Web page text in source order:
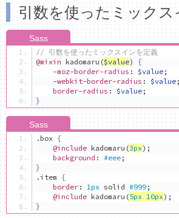
引数を使ったミックス
// 引数を使ったミックスインを定義
@mixin kadomaru ($value)
{
-moz-border-radius : $value ;
-webkit-border-radius : $value ;
border-radius : $value ;
}
. box {
@include kadomaru (3px);
background : #eee ;
}
.item {
border : 1px solid #999 ;
@include kadomaru (5px 10px);
}